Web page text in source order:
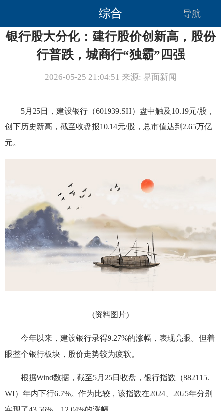
综合 导航
银行股大分化：建行股价创新高，股份
行普跌，城商行“独霸”四强
2026-05-25 21:04:51 来源: 界面新闻
5月25日，建设银行（601939.SH）盘中触及10.19元/股，
创下历史新高，截至收盘报10.14元/股，总市值达到2.65万亿
元。
(资料图片)
今年以来，建设银行录得9.27%的涨幅，表现亮眼。但着
眼整个银行板块，股价走势较为疲软。
根据Wind数据，截至5月25日收盘，银行指数（882115.
WI）年内下行6.7%。作为比较，该指数在2024、2025年分别
实现了43.56%、12.04%的涨幅。